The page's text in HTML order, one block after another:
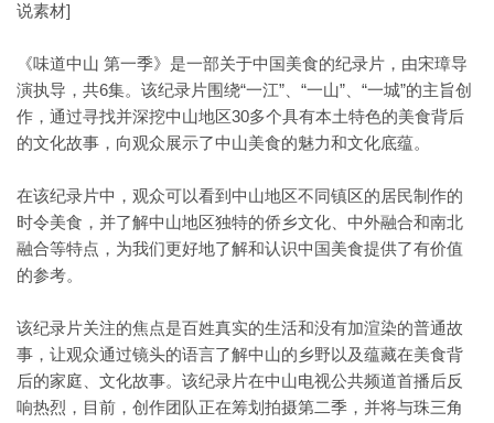
说素材]
《味道中山 第一季》是一部关于中国美食的纪录片，由宋璋导
演执导，共6集。该纪录片围绕“一江”、“一山”、“一城”的主旨创
作，通过寻找并深挖中山地区30多个具有本土特色的美食背后
的文化故事，向观众展示了中山美食的魅力和文化底蕴。
在该纪录片中，观众可以看到中山地区不同镇区的居民制作的
时令美食，并了解中山地区独特的侨乡文化、中外融合和南北
融合等特点，为我们更好地了解和认识中国美食提供了有价值
的参考。
该纪录片关注的焦点是百姓真实的生活和没有加渲染的普通故
事，让观众通过镜头的语言了解中山的乡野以及蕴藏在美食背
后的家庭、文化故事。该纪录片在中山电视公共频道首播后反
响热烈，目前，创作团队正在筹划拍摄第二季，并将与珠三角